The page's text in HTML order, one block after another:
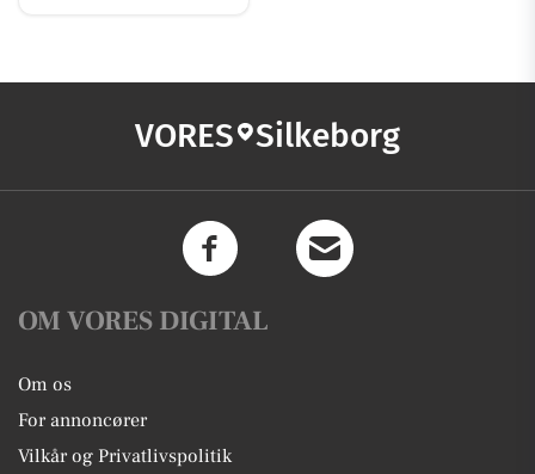
VORES Silkeborg
OM VORES DIGITAL
Om os
For annoncører
Vilkår og Privatlivspolitik